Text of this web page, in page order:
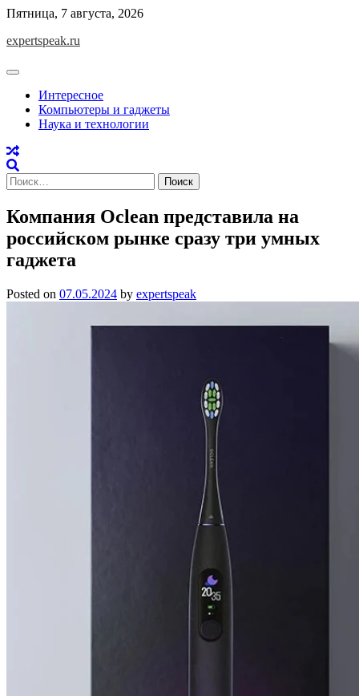
Skip
content
Пятница, 7 августа, 2026
expertspeak.ru
Интересное
Компьютеры и гаджеты
Наука и технологии
Найти:
Компания Oclean представила на
российском рынке сразу три умных
гаджета
Posted on 07.05.2024 by expertspeak